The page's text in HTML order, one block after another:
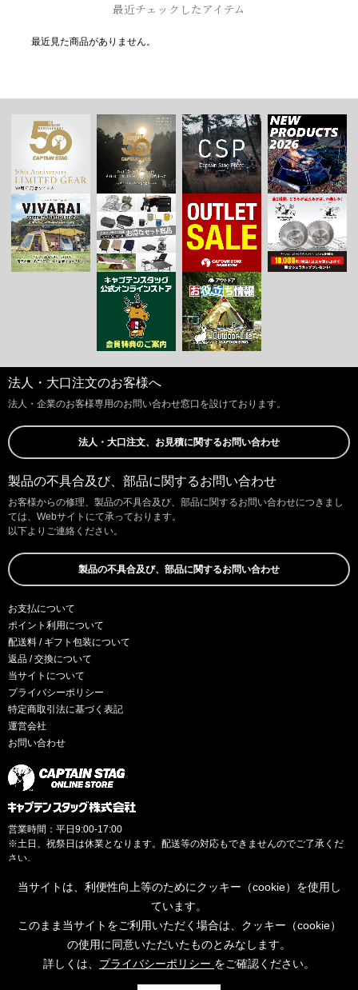
最近チェックしたアイテム
最近見た商品がありません。
法人・大口注文のお客様へ
法人・企業のお客様専用のお問い合わせ窓口を設けております。
法人・大口注文、お見積に関するお問い合わせ
製品の不具合及び、部品に関するお問い合わせ
お客様からの修理、製品の不具合及び、部品に関するお問い合わせにつきまし
ては、Webサイトにて承っております。
以下よりご連絡ください。
製品の不具合及び、部品に関するお問い合わせ
お支払について
ポイント利用について
配送料 / ギフト包装について
返品 / 交換について
当サイトについて
プライバシーポリシー
特定商取引法に基づく表記
運営会社
お問い合わせ
営業時間：平日9:00-17:00
※土日、祝祭日は休業となります。配送等の対応もできませんのでご了承くだ
さい。
当サイトは、利便性向上等のためにクッキー（cookie）を使用し
ています。
このまま当サイトをご利用いただく場合は、クッキー（cookie）
の使用に同意いただいたものとみなします。
詳しくは、 プライバシーポリシー をご確認ください。